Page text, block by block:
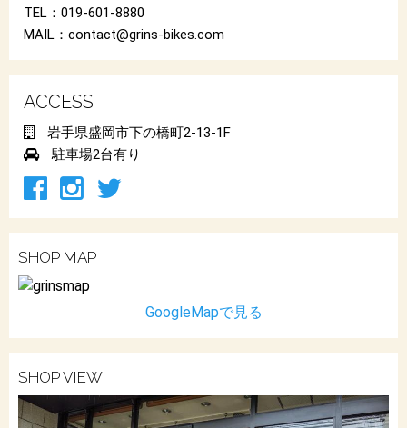
TEL：019-601-8880
MAIL：contact@grins-bikes.com
ACCESS
岩手県盛岡市下の橋町2-13-1F
駐車場2台有り
SHOP MAP
GoogleMapで見る
SHOP VIEW